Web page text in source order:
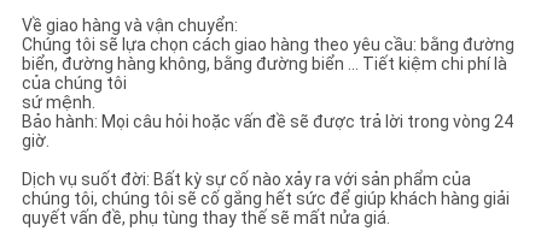
Về giao hàng và vận chuyển:
Chúng tôi sẽ lựa chọn cách giao hàng theo yêu cầu: bằng đường
biển, đường hàng không, bằng đường biển ... Tiết kiệm chi phí là
của chúng tôi
sứ mệnh.
Bảo hành: Mọi câu hỏi hoặc vấn đề sẽ được trả lời trong vòng 24
giờ.
Dịch vụ suốt đời: Bất kỳ sự cố nào xảy ra với sản phẩm của
chúng tôi, chúng tôi sẽ cố gắng hết sức để giúp khách hàng giải
quyết vấn đề, phụ tùng thay thế sẽ mất nửa giá.